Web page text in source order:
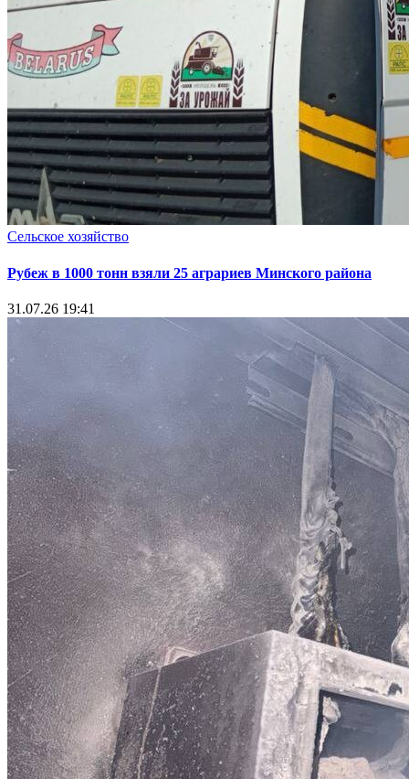
Сельское хозяйство
Рубеж в 1000 тонн взяли 25 аграриев Минского района
31.07.26 19:41